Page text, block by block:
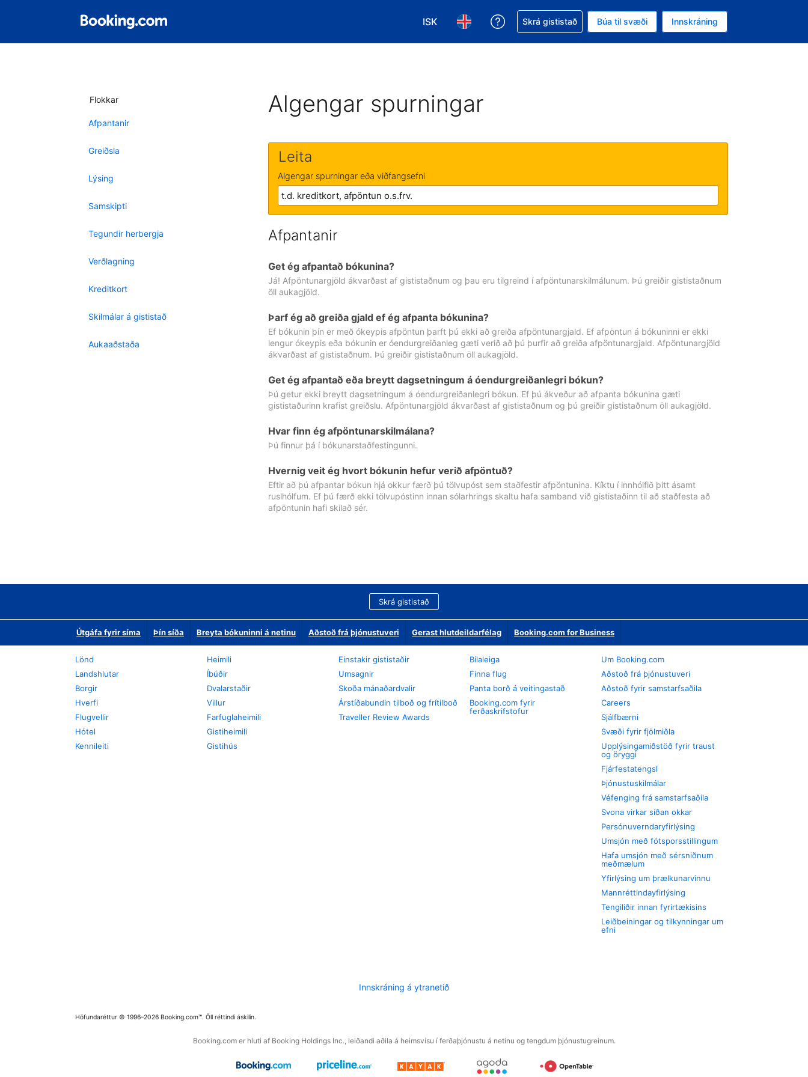
ISK
Veldu gjaldmiðil. Í augnablikinu er gjaldmiðillinn Íslensk króna
Veldu þitt tungumál. Í augnablikinu er tungumál þitt Íslensku
Fá aðstoð við bókunina
Skrá gististað Búa til svæði Innskráning
Flokkar
Afpantanir
Greiðsla
Lýsing
Samskipti
Tegundir herbergja
Verðlagning
Kreditkort
Skilmálar á gististað
Aukaaðstaða
Algengar spurningar
Leita
Algengar spurningar eða viðfangsefni
Afpantanir
Get ég afpantað bókunina?
Já! Afpöntunargjöld ákvarðast af gististaðnum og þau eru tilgreind í afpöntunarskilmálunum. Þú greiðir gististaðnum
öll aukagjöld.
Þarf ég að greiða gjald ef ég afpanta bókunina?
Ef bókunin þín er með ókeypis afpöntun þarft þú ekki að greiða afpöntunargjald. Ef afpöntun á bókuninni er ekki
lengur ókeypis eða bókunin er óendurgreiðanleg gæti verið að þú þurfir að greiða afpöntunargjald. Afpöntunargjöld
ákvarðast af gististaðnum. Þú greiðir gististaðnum öll aukagjöld.
Get ég afpantað eða breytt dagsetningum á óendurgreiðanlegri bókun?
Þú getur ekki breytt dagsetningum á óendurgreiðanlegri bókun. Ef þú ákveður að afpanta bókunina gæti
gististaðurinn krafist greiðslu. Afpöntunargjöld ákvarðast af gististaðnum og þú greiðir gististaðnum öll aukagjöld.
Hvar finn ég afpöntunarskilmálana?
Þú finnur þá í bókunarstaðfestingunni.
Hvernig veit ég hvort bókunin hefur verið afpöntuð?
Eftir að þú afpantar bókun hjá okkur færð þú tölvupóst sem staðfestir afpöntunina. Kíktu í innhólfið þitt ásamt
ruslhólfum. Ef þú færð ekki tölvupóstinn innan sólarhrings skaltu hafa samband við gististaðinn til að staðfesta að
afpöntunin hafi skilað sér.
Skrá gististað
Útgáfa fyrir síma Þín síða Breyta bókuninni á netinu Aðstoð frá þjónustuveri Gerast hlutdeildarfélag Booking.com for Business
Lönd
Landshlutar
Borgir
Hverfi
Flugvellir
Hótel
Kennileiti
Heimili
Íbúðir
Dvalarstaðir
Villur
Farfuglaheimili
Gistiheimili
Gistihús
Einstakir gististaðir
Umsagnir
Skoða mánaðardvalir
Árstíðabundin tilboð og frítilboð
Traveller Review Awards
Bílaleiga
Finna flug
Panta borð á veitingastað
Booking.com fyrir
ferðaskrifstofur
Um Booking.com
Aðstoð frá þjónustuveri
Aðstoð fyrir samstarfsaðila
Careers
Sjálfbærni
Svæði fyrir fjölmiðla
Upplýsingamiðstöð fyrir traust
og öryggi
Fjárfestatengsl
Þjónustuskilmálar
Véfenging frá samstarfsaðila
Svona virkar síðan okkar
Persónuverndaryfirlýsing
Umsjón með fótsporsstillingum
Hafa umsjón með sérsniðnum
meðmælum
Yfirlýsing um þrælkunarvinnu
Mannréttindayfirlýsing
Tengiliðir innan fyrirtækisins
Leiðbeiningar og tilkynningar um
efni
Innskráning á ytranetið
Höfundaréttur © 1996–2026 Booking.com™. Öll réttindi áskilin.
Booking.com er hluti af Booking Holdings Inc., leiðandi aðila á heimsvísu í ferðaþjónustu á netinu og tengdum þjónustugreinum.